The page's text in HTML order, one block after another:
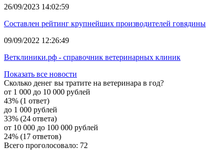
26/09/2023 14:02:59
Составлен рейтинг крупнейших производителей говядины
09/09/2022 12:26:49
Ветклиники.рф - справочник ветеринарных клиник
Показать все новости
Сколько денег вы тратите на ветеринара в год?
от 1 000 до 10 000 рублей
43% (1 ответ)
до 1 000 рублей
33% (24 ответа)
от 10 000 до 100 000 рублей
24% (17 ответов)
Всего проголосовало: 72